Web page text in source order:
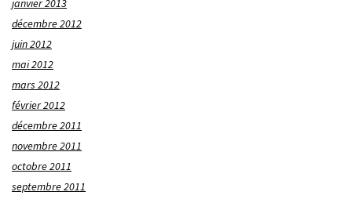
janvier 2013
décembre 2012
juin 2012
mai 2012
mars 2012
février 2012
décembre 2011
novembre 2011
octobre 2011
septembre 2011